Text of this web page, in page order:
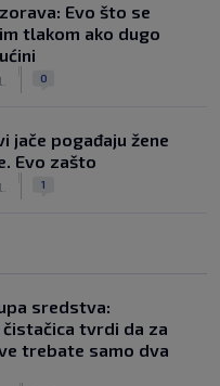
Evo što se
tlakom ako dugo
0
jače pogađaju žene
Evo zašto
1
sredstva:
tvrdi da za
trebate samo dva